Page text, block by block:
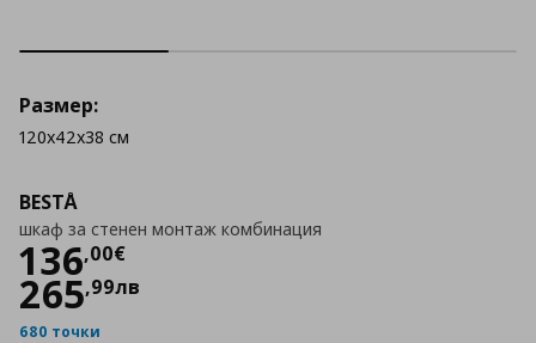
BESTÅ
шкаф за стенен монтаж комбинация
136,00€
Цена
265,99лв
680 точки
Размер:
120x42x38 см